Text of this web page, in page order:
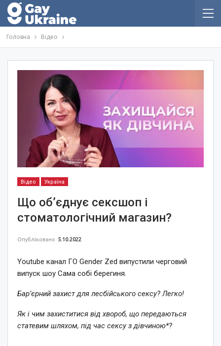
Головна Відео
Відео Україна
Що об’єднує сексшоп і
стоматологічний магазин?
Опубліковано 5.10.2022
Youtube канал ГО Gender Zed випустили черговий
випуск шоу Сама собі берегиня.
Бар’єрний захист для лесбійського сексу? Легко!
Як і чим захиститися від хвороб, що передаються
статевим шляхом, під час сексу з дівчиною*?